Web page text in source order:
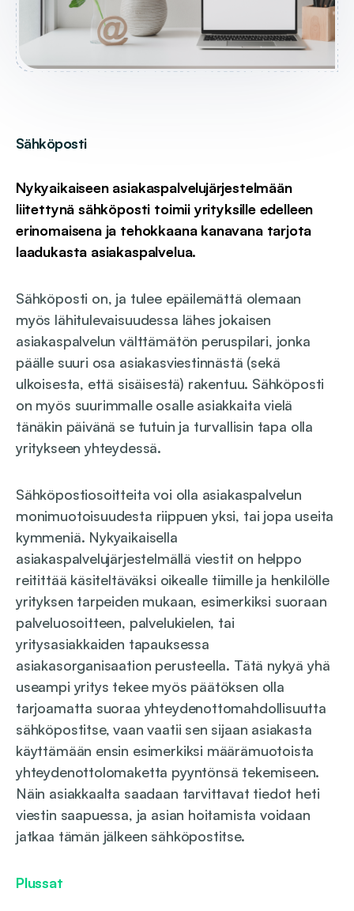
Sähköposti
Nykyaikaiseen asiakaspalvelujärjestelmään
liitettynä sähköposti toimii yrityksille edelleen
erinomaisena ja tehokkaana kanavana tarjota
laadukasta asiakaspalvelua.
Sähköposti on, ja tulee epäilemättä olemaan
myös lähitulevaisuudessa lähes jokaisen
asiakaspalvelun välttämätön peruspilari, jonka
päälle suuri osa asiakasviestinnästä (sekä
ulkoisesta, että sisäisestä) rakentuu. Sähköposti
on myös suurimmalle osalle asiakkaita vielä
tänäkin päivänä se tutuin ja turvallisin tapa olla
yritykseen yhteydessä.
Sähköpostiosoitteita voi olla asiakaspalvelun
monimuotoisuudesta riippuen yksi, tai jopa useita
kymmeniä. Nykyaikaisella
asiakaspalvelujärjestelmällä viestit on helppo
reitittää käsiteltäväksi oikealle tiimille ja henkilölle
yrityksen tarpeiden mukaan, esimerkiksi suoraan
palveluosoitteen, palvelukielen, tai
yritysasiakkaiden tapauksessa
asiakasorganisaation perusteella. Tätä nykyä yhä
useampi yritys tekee myös päätöksen olla
tarjoamatta suoraa yhteydenottomahdollisuutta
sähköpostitse, vaan vaatii sen sijaan asiakasta
käyttämään ensin esimerkiksi määrämuotoista
yhteydenottolomaketta pyyntönsä tekemiseen.
Näin asiakkaalta saadaan tarvittavat tiedot heti
viestin saapuessa, ja asian hoitamista voidaan
jatkaa tämän jälkeen sähköpostitse.
Plussat